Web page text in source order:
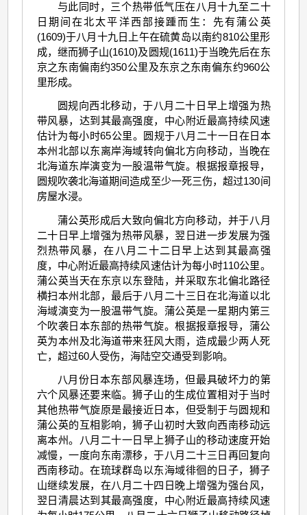
与此同时，三个热带低气压在八月十九至二十
日期间在北太平洋西部接踵而生：先有蒲公英
(1609)于八月十九日上午在硫黄岛以南约810公里形
成，继而狮子山(1610)及圆规(1611)于当晚先后在东
京之东南偏南约350公里及东京之东南偏东约960公
里形成。
圆规向西北移动，于八月二十日早上增强为热
带风暴，达到其最高强度，中心附近最高持续风速
估计为每小时65公里。圆规于八月二十一日在日本
本州北部以东离岸海域转向偏北方向移动，当晚在
北海道东岸演变为一股温带气旋。根据报章报导，
圆规吹袭北海道期间造成至少一死三伤，超过130间
房屋水浸。
蒲公英形成后大致向偏北方向移动，并于八月
二十日早上增强为热带风暴，翌日进一步发展为强
烈热带风暴，在八月二十二日早上达到其最高强
度，中心附近最高持续风速估计为每小时110公里。
蒲公英当天在东京以东登陆，并采取东北偏北路径
横扫本州北部，最后于八月二十三日在北海道以北
海域演变为一股温带气旋。蒲公英是一星期内第三
个吹袭日本东部的热带气旋。根据报章报导，蒲公
英为本州及北海道带来狂风大雨，造成最少两人死
亡，超过60人受伤，海陆空交通受到影响。
八月份日本东部风暴连场，但最具破坏力的第
六个风暴还要来临。狮子山的生成位置相对于当时
其他热带气旋原是最接近日本，但受制于与圆规和
蒲公英的互相影响，狮子山初时大致向西南移动远
离本州。八月二十一日早上狮子山的移动速度开始
减慢，一度向东南漂移，于八月二十三日再回复向
西南移动。在琉球群岛以东海域徘徊的日子，狮子
山继续发展，在八月二十四日晚上增强为强台风，
翌日清晨达到其最高强度，中心附近最高持续风速